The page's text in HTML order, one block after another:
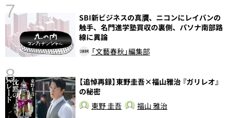
7
SBI新ビジネスの真贋、ニコンにレイバンの
触手、名門進学塾買収の裏側、パソナ南部路
線に異論
「文藝春秋」編集部
8
【追悼再録】東野圭吾×福山雅治 『ガリレオ』
の秘密
東野 圭吾
福山 雅治